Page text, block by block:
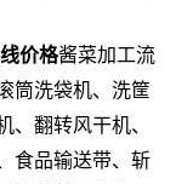
价格酱菜加工流
筒洗袋机、洗筐
、翻转风干机、
食品输送带、斩